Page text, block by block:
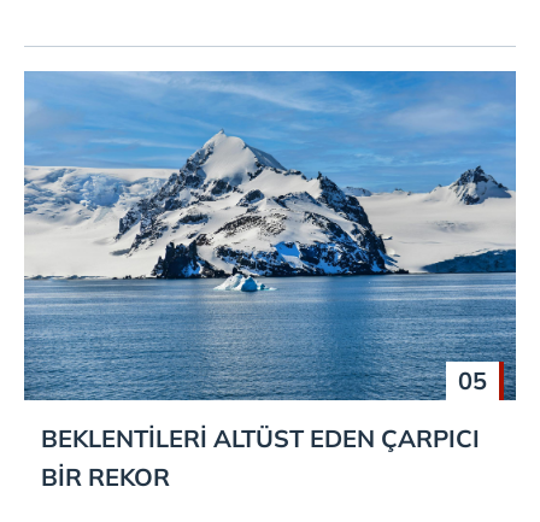
05
BEKLENTİLERİ ALTÜST EDEN ÇARPICI
BİR REKOR